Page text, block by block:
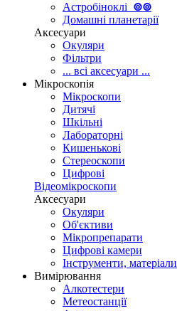
Астробіноклі ⊚⊚
Домашні планетарії
Аксесуари
Окуляри
Фільтри
... всі аксесуари ...
Мікроскопія
Мікроскопи
Дитячі
Шкільні
Лабораторні
Кишенькові
Стереоскопи
Цифрові
Відеомікроскопи
Аксесуари
Окуляри
Об'єктиви
Мікропрепарати
Цифрові камери
Інструменти, матеріали
Вимірювання
Алкотестери
Метеостанції